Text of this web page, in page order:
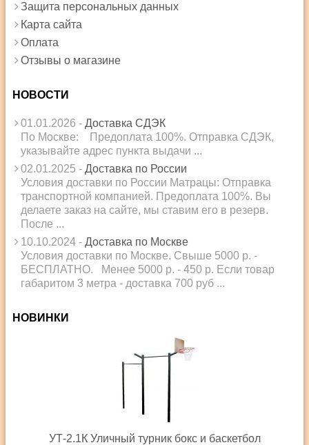
Защита персональных данных
Карта сайта
Оплата
Отзывы о магазине
НОВОСТИ
01.01.2026 - Доставка СДЭК
По Москве: Предоплата 100%. Отправка СДЭК,
указывайте адрес пункта выдачи ...
02.01.2025 - Доставка по России
Условия доставки по России Матрацы: Отправка
транспортной компанией. Предоплата 100%. Вы
делаете заказ на сайте, мы ставим его в резерв.
После ...
10.10.2024 - Доставка по Москве
Условия доставки по Москве. Свыше 5000 р. -
БЕСПЛАТНО. Менее 5000 р. - 450 р. Если товар
габаритом 3 метра - доставка 700 руб ...
НОВИНКИ
УТ-2.1К Уличный турник бокс и баскетбол